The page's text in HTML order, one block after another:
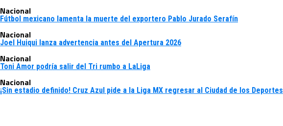
Nacional
Fútbol mexicano lamenta la muerte del exportero Pablo Jurado Serafín
Nacional
Joel Huiqui lanza advertencia antes del Apertura 2026
Nacional
Toni Amor podría salir del Tri rumbo a LaLiga
Nacional
¡Sin estadio definido! Cruz Azul pide a la Liga MX regresar al Ciudad de los Deportes